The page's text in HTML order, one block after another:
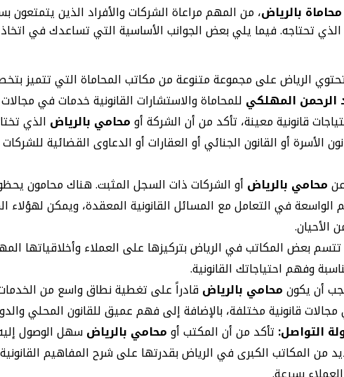
بالرياض، من المهم مراعاة الشركات والأفراد الذين يتمتعون
تحتاجه. فيما يلي بعض الجوانب الأساسية التي تساعدك في اتخاذ
الرياض على مجموعة متنوعة من مكاتب المحاماة التي تتميز
الرحمن المهلكي للمحاماة والاستشارات القانونية خدمات في مجالات
قانونية معينة، تأكد من أن الشركة أومحامي بالرياض الذي
الأسرة أو القانون الجنائي أو العقارات أو الدعاوى القضائية
محامي بالرياضأو الشركات ذات السجل المثبت. هناك محامون
في التعامل مع المسائل القانونية المعقدة، ويمكن لهؤلاء
تتسم بعض المكاتب في الرياض بتركيزها على العملاء وأخلاقياتها
وفهم احتياجاتك القانونية.
أن يكونمحامي بالرياضقادراً على تغطية نطاق واسع من الخدمات
قانونية مختلفة، بالإضافة إلى فهم عميق للقانون المحلي
التواصل: تأكد من أن المكتب أومحامي بالرياضسهل الوصول
من المكاتب الكبرى في الرياض بقدرتها على شرح المفاهيم